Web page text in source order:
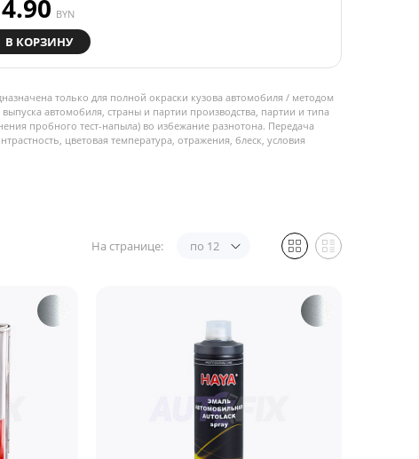
BYN
В КОРЗИНУ
только для полной окраски кузова автомобиля / методом
выпуска автомобиля, страны и партии производства, партии и типа
пробного тест-напыла) во избежание разнотона. Передача
цветовая температура, отражения, блеск, условия
На странице: по 12